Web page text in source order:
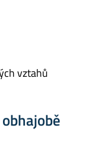
vztahů